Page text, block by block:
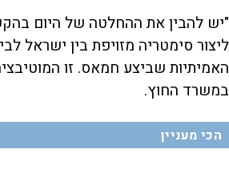
"יש להבין את ההחלטה של היום
ליצור סימטריה מזויפת בין ישראל
האמיתיות שביצע חמאס. זו
במשרד החוץ.
הכי מעניין